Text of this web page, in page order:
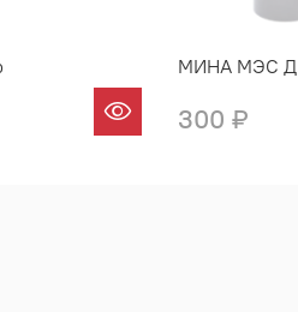
МИНА МЭС Д
300 ₽